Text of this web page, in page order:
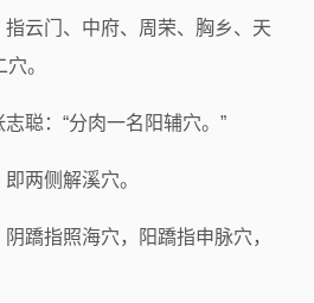
指云门、中府、周荣、胸乡、天
。
聪：“分肉一名阳辅穴。”
两侧解溪穴。
蹻指照海穴，阳蹻指申脉穴，